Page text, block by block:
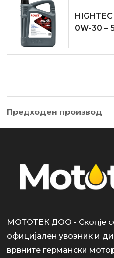
0W-30 –
Предходен производ
МОТОТЕК ДОО - Скопје
официјален увозник и
врвните германски